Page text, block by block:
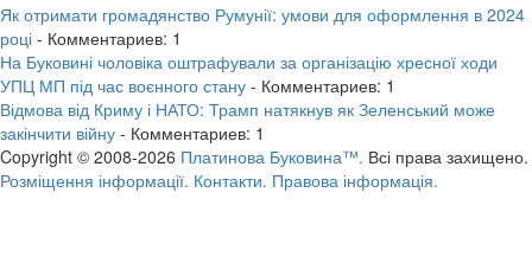
Як отримати громадянство Румунії: умови для оформлення в 2024
році - Комментариев: 1
На Буковині чоловіка оштрафували за організацію хресної ходи
УПЦ МП під час воєнного стану - Комментариев: 1
Відмова від Криму і НАТО: Трамп натякнув як Зеленський може
закінчити війну - Комментариев: 1
Copyright © 2008-2026 Платинова Буковина™. Всі права захищено.
Розміщення інформації. Контакти. Правова інформація.